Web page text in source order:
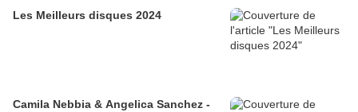
Les Meilleurs disques 2024
Camila Nebbia & Angelica Sanchez -